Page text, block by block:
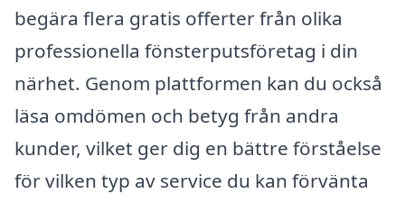
begära flera gratis offerter från olika
professionella fönsterputsföretag i din
närhet. Genom plattformen kan du också
läsa omdömen och betyg från andra
kunder, vilket ger dig en bättre förståelse
för vilken typ av service du kan förvänta